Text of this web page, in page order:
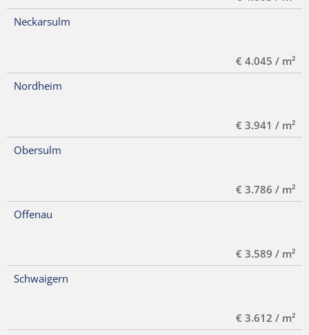
Neckarsulm
€ 4.045 / m²
Nordheim
€ 3.941 / m²
Obersulm
€ 3.786 / m²
Offenau
€ 3.589 / m²
Schwaigern
€ 3.612 / m²